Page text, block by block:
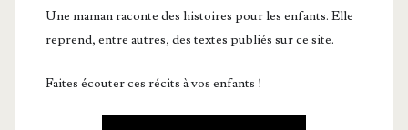
Une maman raconte des histoires pour les enfants. Elle
reprend, entre autres, des textes publiés sur ce site.
Faites écouter ces récits à vos enfants !